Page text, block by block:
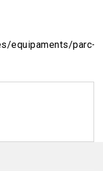
equipaments/parc-